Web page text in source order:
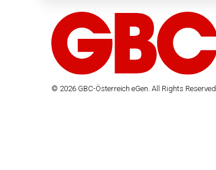
© 2026 GBC-Österreich eGen. All Rights Reserved.